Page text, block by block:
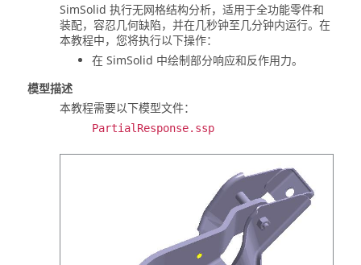
SimSolid 执行无网格结构分析，适用于全功能零件和
装配，容忍几何缺陷，并在几秒钟至几分钟内运行。在
本教程中，您将执行以下操作：
在SimSolid 中绘制部分响应和反作用力。
模型描述
本教程需要以下模型文件：
PartialResponse.ssp